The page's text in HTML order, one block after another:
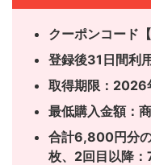
クーポンコード【
登録後31日間利
取得期限：
最低購入金額：
合計6,800円分
枚、 2回目以降